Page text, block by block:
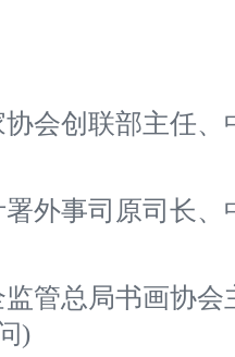
会创联部主任
外事司原司长
管总局书画协
)